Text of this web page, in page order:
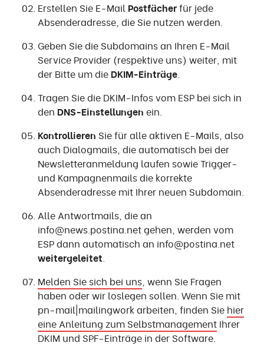
Erstellen Sie E-Mail Postfächerfür jede
Absenderadresse, die Sie nutzen werden.
Geben Sie die Subdomains an Ihren E-Mail
Service Provider (respektive uns) weiter, mit
der Bitte um die DKIM-Einträge.
Tragen Sie die DKIM-Infos vom ESP bei sich in
den DNS-Einstellungen ein.
Kontrollieren Sie für alle aktiven E-Mails, also
auch Dialogmails, die automatisch bei der
Newsletteranmeldung laufen sowie Trigger-
und Kampagnenmails die korrekte
Absenderadresse mit Ihrer neuen Subdomain.
Alle Antwortmails, die an
info@news.postina.net gehen, werden vom
ESP dann automatisch an info@postina.net
weitergeleitet.
Melden Sie sich bei uns, wenn Sie Fragen
haben oder wir loslegen sollen. Wenn Sie mit
pn-mail|mailingwork arbeiten, finden Sie hier
eine Anleitung zum Selbstmanagement Ihrer
DKIM und SPF-Einträge in der Software.